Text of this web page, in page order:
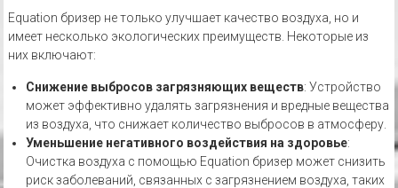
Equation бризер не только улучшает качество воздуха, но и
имеет несколько экологических преимуществ. Некоторые из
них включают:
Снижение выбросов загрязняющих веществ: Устройство
может эффективно удалять загрязнения и вредные вещества
из воздуха, что снижает количество выбросов в атмосферу.
Уменьшение негативного воздействия на здоровье:
Очистка воздуха с помощью Equation бризер может снизить
риск заболеваний, связанных с загрязнением воздуха, таких